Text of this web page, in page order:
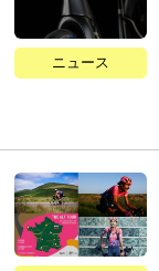
ニュース